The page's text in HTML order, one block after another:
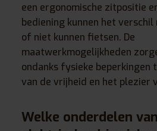
een ergonomische zitpositie
bediening kunnen het
of niet kunnen fietsen. De
maatwerkmogelijkheden
ondanks fysieke beperkingen
van de vrijheid en het plezier
Welke onderdelen